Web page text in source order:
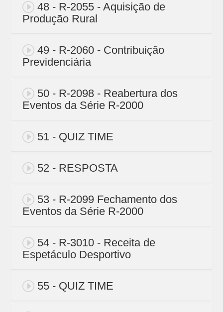
48 - R-2055 - Aquisição de
Produção Rural
49 - R-2060 - Contribuição
Previdenciária
50 - R-2098 - Reabertura dos
Eventos da Série R-2000
51 - QUIZ TIME
52 - RESPOSTA
53 - R-2099 Fechamento dos
Eventos da Série R-2000
54 - R-3010 - Receita de
Espetáculo Desportivo
55 - QUIZ TIME